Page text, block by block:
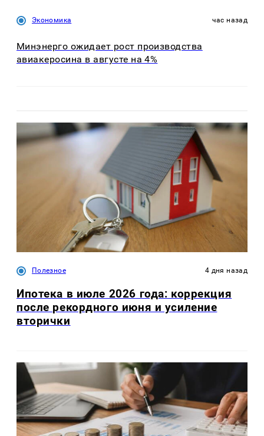
Экономика час назад
Минэнерго ожидает рост производства
авиакеросина в августе на 4%
Полезное 4 дня назад
Ипотека в июле 2026 года: коррекция
после рекордного июня и усиление
вторички